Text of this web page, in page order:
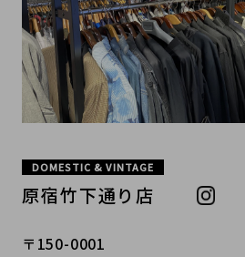
DOMESTIC & VINTAGE
原宿竹下通り店
〒150-0001